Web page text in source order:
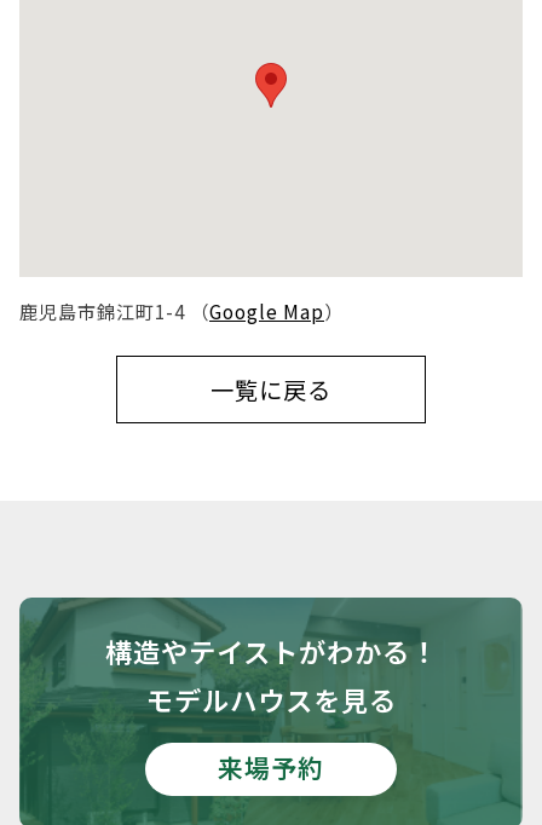
鹿児島市錦江町1-4 （Google Map）
一覧に戻る
構造やテイストがわかる！
モデルハウスを見る
来場予約